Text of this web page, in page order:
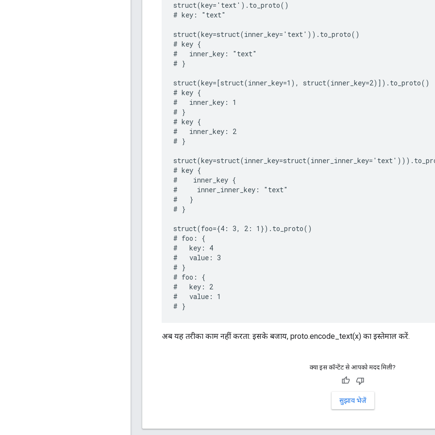
struct(key='text').to_proto()
# key: "text"
struct(key=struct(inner_key='text')).to_proto()
# key {
#   inner_key: "text"
# }
struct(key=[struct(inner_key=1), struct(inner_key=2)]).to_proto()
# key {
#   inner_key: 1
# }
# key {
#   inner_key: 2
# }
# key {
#    inner_key {
#     inner_inner_key: "text"
#   }
# }
struct(foo={4: 3, 2: 1}).to_proto()
# foo: {
#   key: 4
#   value: 3
# }
# foo: {
#   key: 2
#   value: 1
अब यह तरीका काम नहीं करता: इसके बजाय, proto.encode_text(x) का इस्तेमाल करें.
क्या इस कॉन्टेंट से आपको मदद मिली?
सुझाव भेजें